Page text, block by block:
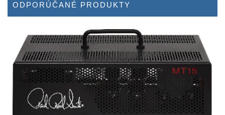
ODPORÚČANÉ PRODUKTY